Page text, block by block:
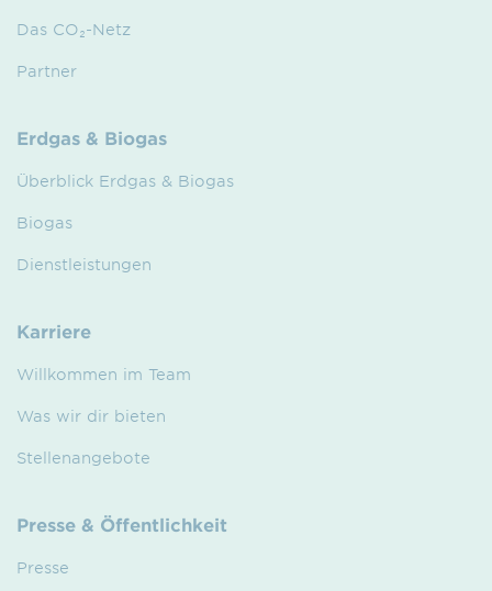
Das CO₂-Netz
Partner
Erdgas & Biogas
Überblick Erdgas & Biogas
Biogas
Dienstleistungen
Karriere
Willkommen im Team
Was wir dir bieten
Stellenangebote
Presse & Öffentlichkeit
Presse